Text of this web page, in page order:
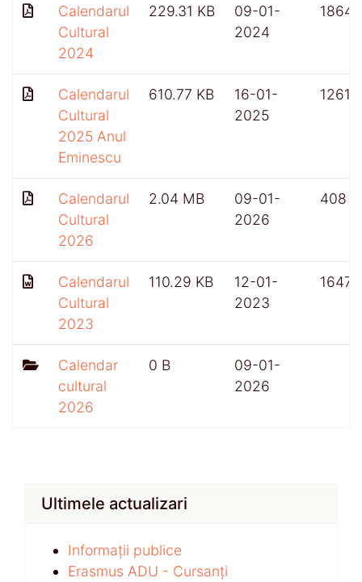
Calendarul
Cultural
2024
229.31 KB
09-01-
2024
1864
Calendarul
Cultural
2025 Anul
Eminescu
610.77 KB
16-01-
2025
1261
Calendarul
Cultural
2026
2.04 MB
09-01-
2026
408
Calendarul
Cultural
2023
110.29 KB
12-01-
2023
1647
Calendar
cultural
2026
0 B
09-01-
2026
Ultimele actualizari
Informații publice
Erasmus ADU - Cursanți